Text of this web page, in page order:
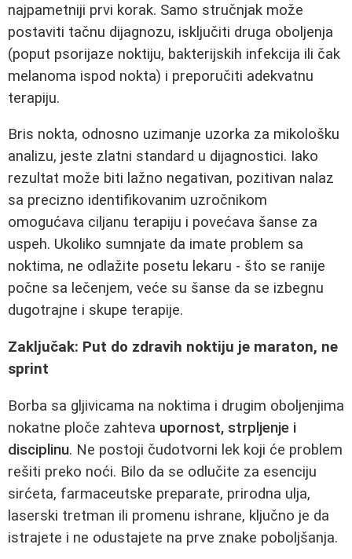
najpametniji prvi korak. Samo stručnjak može
postaviti tačnu dijagnozu, isključiti druga oboljenja
(poput psorijaze noktiju, bakterijskih infekcija ili čak
melanoma ispod nokta) i preporučiti adekvatnu
terapiju.
Bris nokta, odnosno uzimanje uzorka za mikološku
analizu, jeste zlatni standard u dijagnostici. Iako
rezultat može biti lažno negativan, pozitivan nalaz
sa precizno identifikovanim uzročnikom
omogućava ciljanu terapiju i povećava šanse za
uspeh. Ukoliko sumnjate da imate problem sa
noktima, ne odlažite posetu lekaru - što se ranije
počne sa lečenjem, veće su šanse da se izbegnu
dugotrajne i skupe terapije.
Zaključak: Put do zdravih noktiju je maraton, ne
sprint
Borba sa gljivicama na noktima i drugim oboljenjima
nokatne ploče zahteva upornost, strpljenje i
disciplinu. Ne postoji čudotvorni lek koji će problem
rešiti preko noći. Bilo da se odlučite za esenciju
sirćeta, farmaceutske preparate, prirodna ulja,
laserski tretman ili promenu ishrane, ključno je da
istrajete i ne odustajete na prve znake poboljšanja.